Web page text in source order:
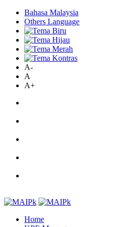
Bahasa Malaysia
Others Language
A-
A
A+
Home